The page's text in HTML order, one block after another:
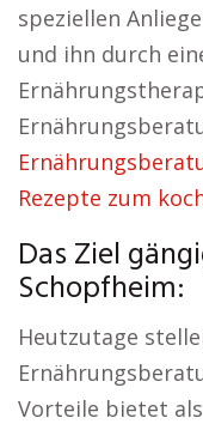
speziellen
und ihn durch
Rezepte zum
Das Ziel
Schopfheim:
Heutzutage
Vorteile bietet